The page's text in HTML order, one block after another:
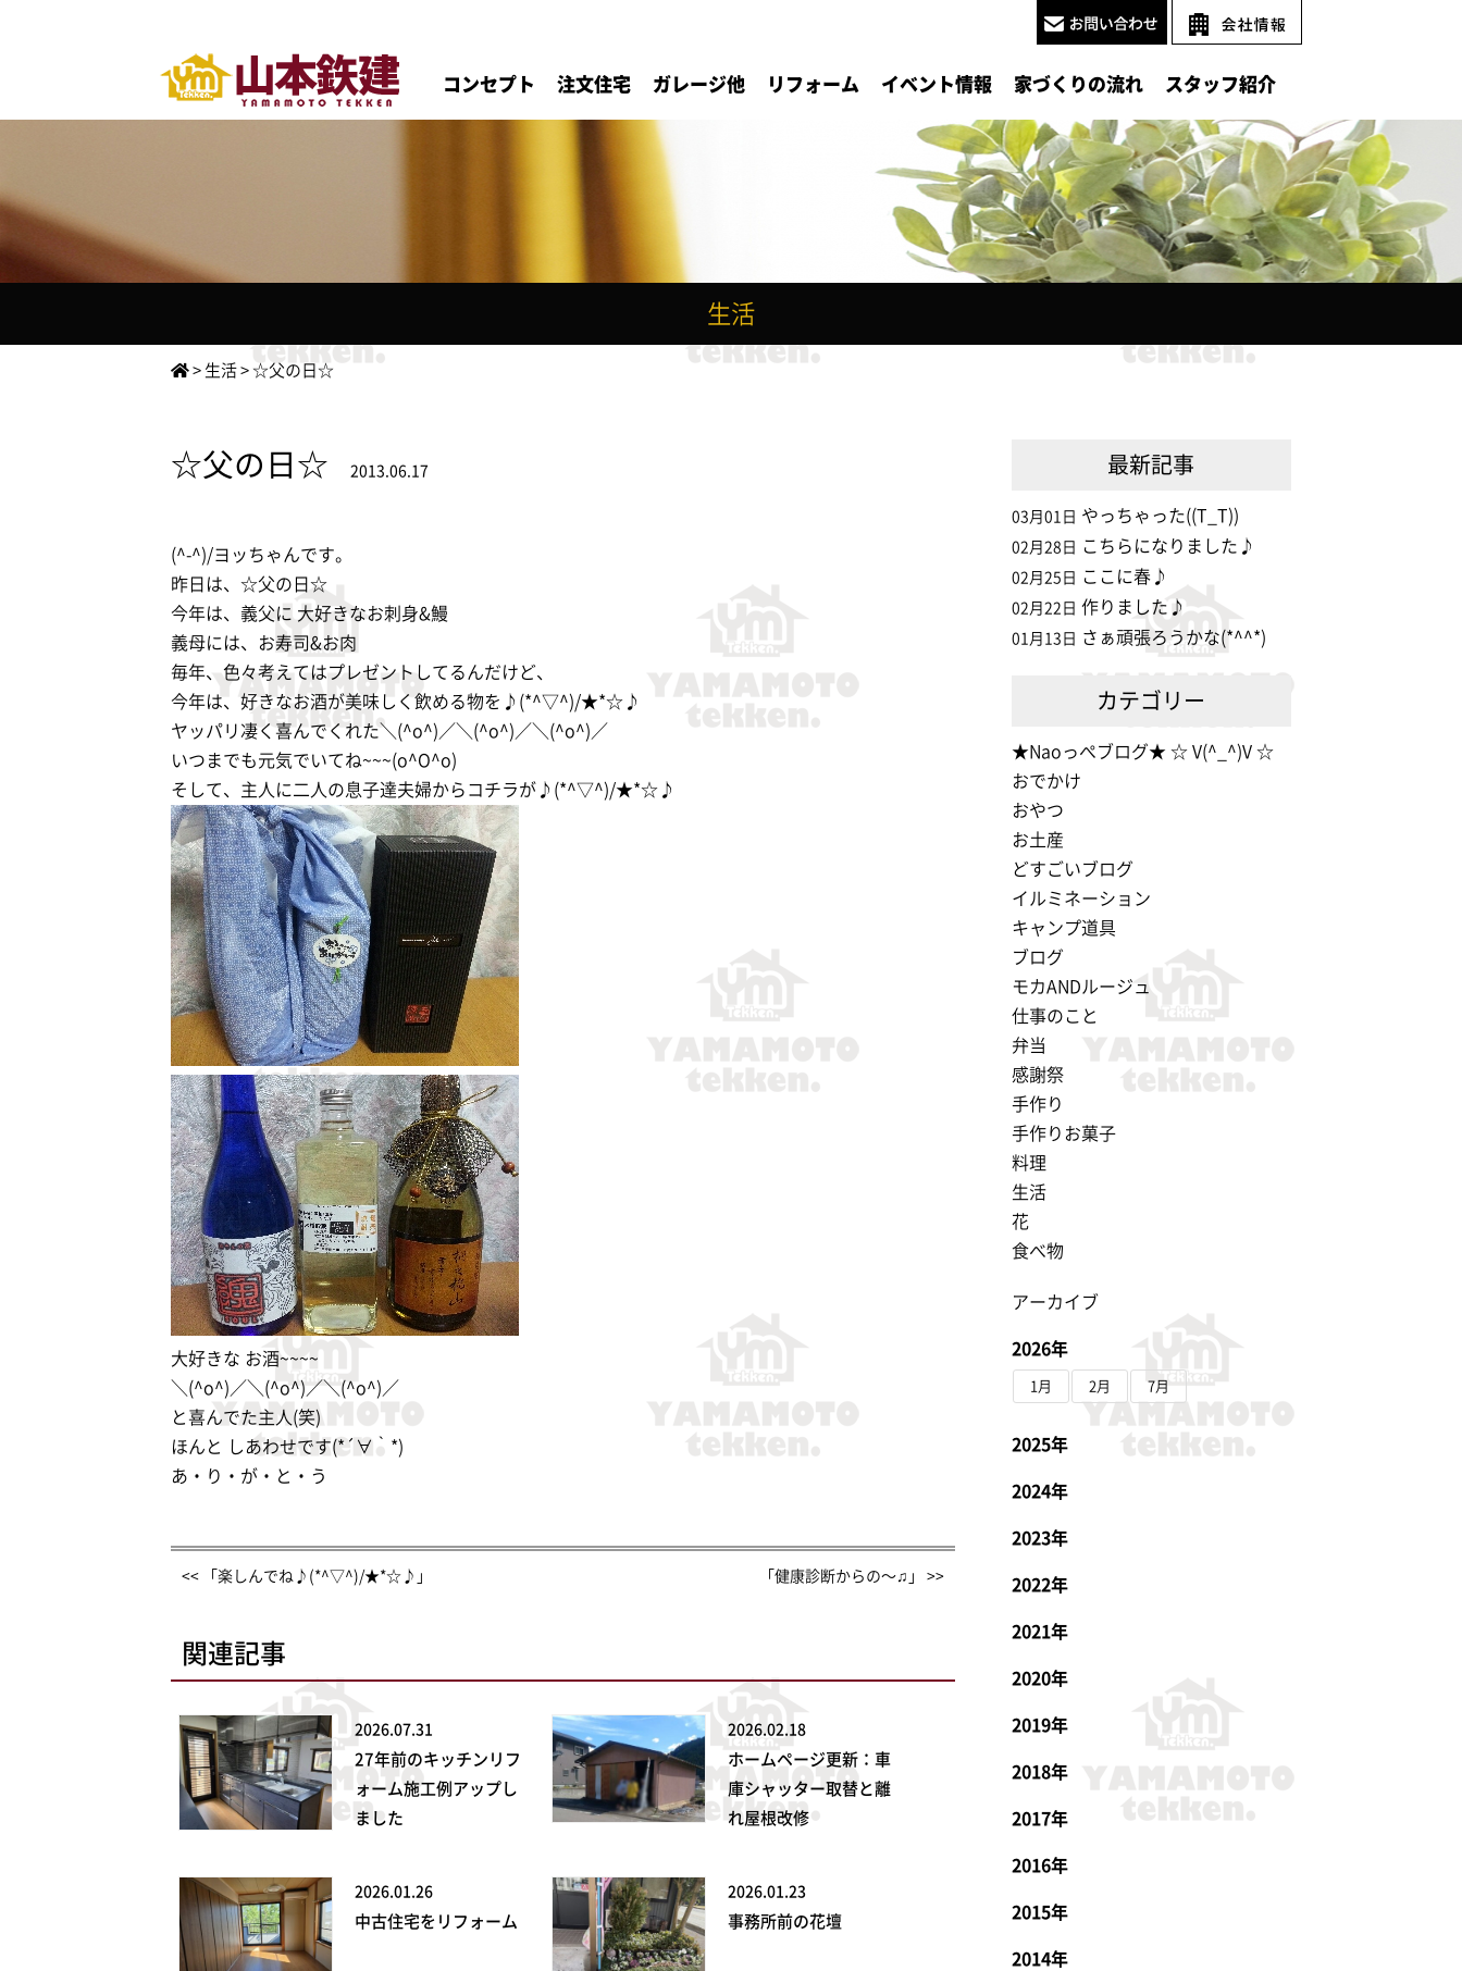
コンセプト 注文住宅 ガレージ他 リフォーム イベント情報 家づくりの流れ スタッフ紹介
生活
> 生活 > ☆父の日☆
☆父の日☆ 2013.06.17
(^-^)/ヨッちゃんです。
昨日は、☆父の日☆
今年は、義父に 大好きなお刺身&鰻
義母には、お寿司&お肉
毎年、色々考えてはプレゼントしてるんだけど、
今年は、好きなお酒が美味しく飲める物を♪(*^▽^)/★*☆♪
ヤッパリ凄く喜んでくれた＼(^o^)／＼(^o^)／＼(^o^)／
いつまでも元気でいてね~~~(o^O^o)
そして、主人に二人の息子達夫婦からコチラが♪(*^▽^)/★*☆♪
大好きな お酒~~~~
＼(^o^)／＼(^o^)／＼(^o^)／
と喜んでた主人(笑)
ほんと しあわせです(*´∀｀*)
あ・り・が・と・う
<< 「楽しんでね♪(*^▽^)/★*☆♪」 「健康診断からの〜♫」 >>
関連記事
2026.07.31
27年前のキッチンリフ
ォーム施工例アップし
ました
2026.02.18
ホームページ更新：車
庫シャッター取替と離
れ屋根改修
2026.01.26
中古住宅をリフォーム
2026.01.23
事務所前の花壇
最新記事
03月01日 やっちゃった((T_T))
02月28日 こちらになりました♪
02月25日 ここに春♪
02月22日 作りました♪
01月13日 さぁ頑張ろうかな(*^^*)
カテゴリー
★Naoっぺブログ★ ☆ V(^_^)V ☆
おでかけ
おやつ
お土産
どすごいブログ
イルミネーション
キャンプ道具
ブログ
モカANDルージュ
仕事のこと
弁当
感謝祭
手作り
手作りお菓子
料理
生活
花
食べ物
アーカイブ
2026年
1月 2月 7月
2025年
2024年
2023年
2022年
2021年
2020年
2019年
2018年
2017年
2016年
2015年
2014年